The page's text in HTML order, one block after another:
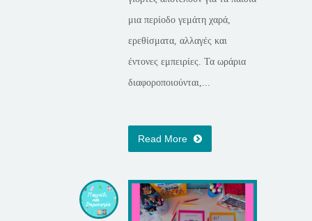
μια περίοδο γεμάτη χαρά,
ερεθίσματα, αλλαγές και
έντονες εμπειρίες. Τα ωράρια
διαφοροποιούνται,...
Read More